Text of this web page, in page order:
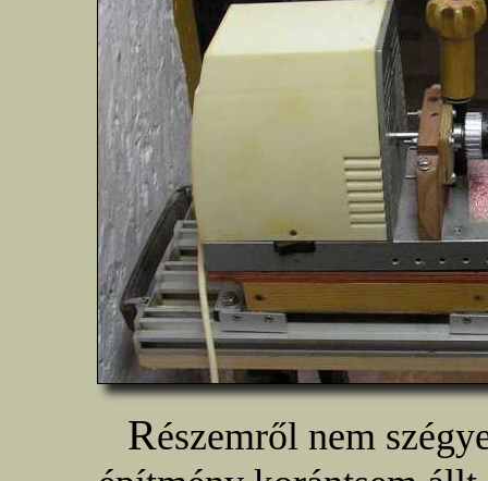
Részemről nem